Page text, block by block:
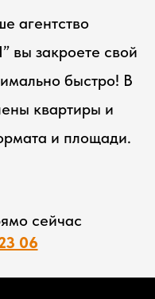
агентство
вы закроете свой
быстро! В
квартиры и
и площади.
сейчас
06